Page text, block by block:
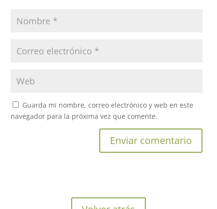
Guarda mi nombre, correo electrónico y web en este
navegador para la próxima vez que comente.